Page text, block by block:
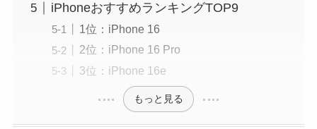
iPhoneおすすめランキングTOP9
1位：iPhone 16
2位：iPhone 16 Pro
3位：iPhone 16e
もっと見る